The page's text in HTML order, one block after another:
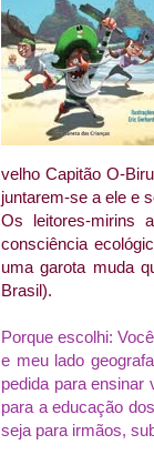
velho Capitão O-
juntarem-se a ele e
Os leitores-mirins
consciência
uma garota muda
Brasil).
Porque escolhi:
e meu lado
pedida para ensinar
para a educação
seja para irmãos,